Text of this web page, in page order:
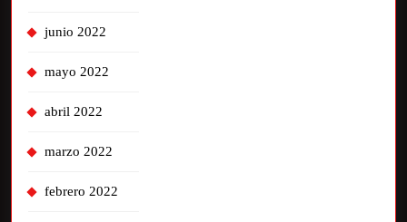
junio 2022
mayo 2022
abril 2022
marzo 2022
febrero 2022